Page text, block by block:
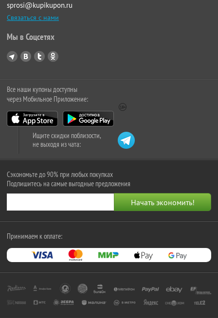
sprosi@kupikupon.ru
Связаться с нами
Мы в Соцсетях
Все наши купоны доступны
через Мобильное Приложение:
Ищите скидки поблизости,
не выходя из чата:
Сэкономьте до 90% при любых покупках
Подпишитесь на самые выгодные предложения
Принимаем к оплате: